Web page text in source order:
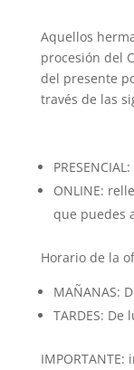
Aquellos
procesión del
del presente
través de las
ONLINE:
que puedes
Horario de la
MAÑANAS:
TARDES: